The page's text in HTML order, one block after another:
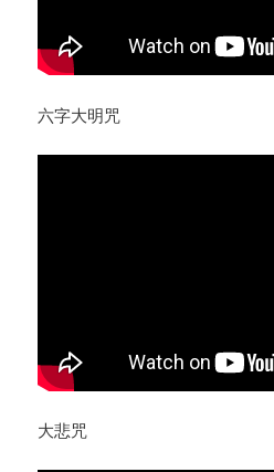
六字大明咒
大悲咒